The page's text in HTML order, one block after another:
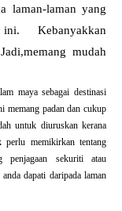
laman-laman yang
Kebanyakkan
mudah
maya sebagai destinasi
memang padan dan cukup
untuk diuruskan kerana
perlu memikirkan tentang
penjagaan sekuriti atau
dapati daripada laman